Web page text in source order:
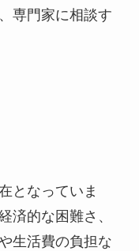
専門家に相談す
となっていま
済的な困難さ、
生活費の負担な